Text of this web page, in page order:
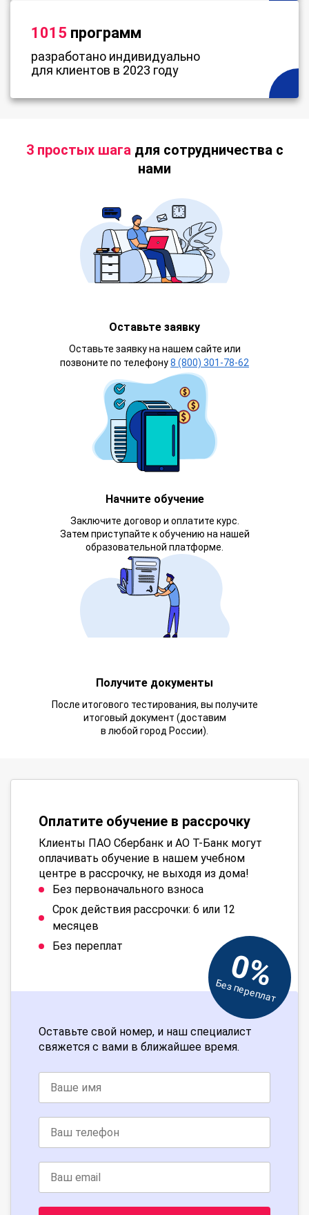
1015 программ
разработано индивидуально
для клиентов в 2023 году
3 простых шагадля сотрудничества с
нами
Оставьте заявку
Оставьте заявку на нашем сайте или
позвоните по телефону8 (800) 301-78-62
Начните обучение
Заключите договор и оплатите курс.
Затем приступайте к обучению на нашей
образовательной платформе.
Получите документы
После итогового тестирования, вы получите
итоговый документ (доставим
в любой город России).
Оплатите обучение в рассрочку
Клиенты ПАО Сбербанк и АО Т-Банк могут
оплачивать обучение в нашем учебном
центре в рассрочку, не выходя из дома!
Без первоначального взноса
Срок действия рассрочки: 6 или 12
месяцев
Без переплат
0%
Без переплат
Оставьте свой номер, и наш специалист
свяжется с вами в ближайшее время.